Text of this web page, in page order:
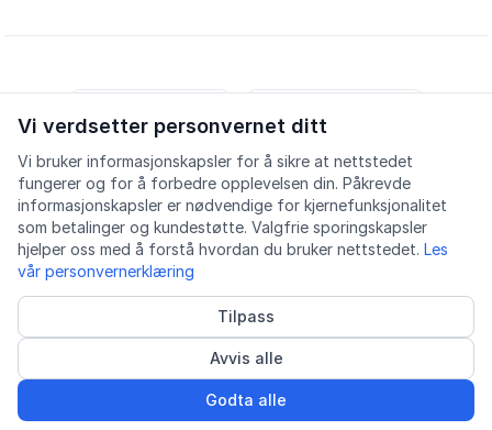
Vi verdsetter personvernet ditt
Vi bruker informasjonskapsler for å sikre at nettstedet
fungerer og for å forbedre opplevelsen din. Påkrevde
informasjonskapsler er nødvendige for kjernefunksjonalitet
som betalinger og kundestøtte. Valgfrie sporingskapsler
hjelper oss med å forstå hvordan du bruker nettstedet. Les
vår personvernerklæring
Tilpass
Avvis alle
Godta alle
iOS app
FacebookInstagram
YoutubeLinkedIn
Personvern
© 2026 Lingu AS Godkjent kurstilbyder